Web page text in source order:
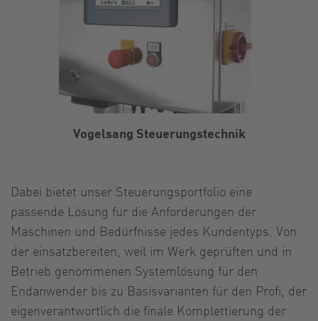
Vogelsang Steuerungstechnik
Dabei bietet unser Steuerungsportfolio eine
passende Lösung für die Anforderungen der
Maschinen und Bedürfnisse jedes Kundentyps. Von
der einsatzbereiten, weil im Werk geprüften und in
Betrieb genommenen Systemlösung für den
Endanwender bis zu Basisvarianten für den Profi, der
eigenverantwortlich die finale Komplettierung der